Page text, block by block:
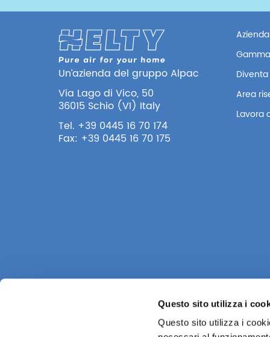
Questo sito utilizza i
Questo sito utilizza i
Un’azienda del gruppo Alpac
Via Lago di Vico, 50
36015 Schio (VI) Italy
Tel. +39 0445 16 70 174
Fax: +39 0445 16 70 175
Azienda
Area
Lavora